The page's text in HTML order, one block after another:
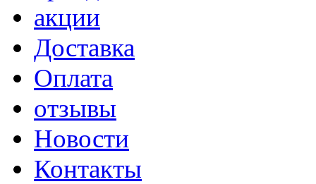
акции
Доставка
Оплата
отзывы
Новости
Контакты